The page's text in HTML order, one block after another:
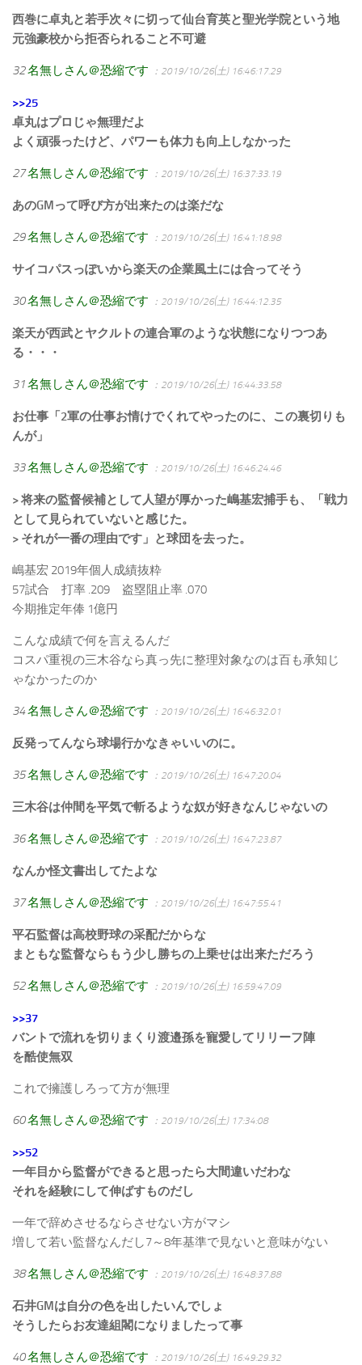
西巻に卓丸と若手次々に切って仙台育英と聖光学院という地
元強豪校から拒否られること不可避
32名無しさん＠恐縮です ：2019/10/26(土) 16:46:17.29
>>25
卓丸はプロじゃ無理だよ
よく頑張ったけど、パワーも体力も向上しなかった
27名無しさん＠恐縮です ：2019/10/26(土) 16:37:33.19
あのGMって呼び方が出来たのは楽だな
29名無しさん＠恐縮です ：2019/10/26(土) 16:41:18.98
サイコパスっぽいから楽天の企業風土には合ってそう
30名無しさん＠恐縮です ：2019/10/26(土) 16:44:12.35
楽天が西武とヤクルトの連合軍のような状態になりつつあ
る・・・
31名無しさん＠恐縮です ：2019/10/26(土) 16:44:33.58
お仕事「2軍の仕事お情けでくれてやったのに、この裏切りも
んが」
33名無しさん＠恐縮です ：2019/10/26(土) 16:46:24.46
> 将来の監督候補として人望が厚かった嶋基宏捕手も、「戦力
として見られていないと感じた。
> それが一番の理由です」と球団を去った。
嶋基宏 2019年個人成績抜粋
57試合 打率 .209 盗塁阻止率 .070
今期推定年俸 1億円
こんな成績で何を言えるんだ
コスパ重視の三木谷なら真っ先に整理対象なのは百も承知じ
ゃなかったのか
34名無しさん＠恐縮です ：2019/10/26(土) 16:46:32.01
反発ってんなら球場行かなきゃいいのに。
35名無しさん＠恐縮です ：2019/10/26(土) 16:47:20.04
三木谷は仲間を平気で斬るような奴が好きなんじゃないの
36名無しさん＠恐縮です ：2019/10/26(土) 16:47:23.87
なんか怪文書出してたよな
37名無しさん＠恐縮です ：2019/10/26(土) 16:47:55.41
平石監督は高校野球の采配だからな
まともな監督ならもう少し勝ちの上乗せは出来ただろう
52名無しさん＠恐縮です ：2019/10/26(土) 16:59:47.09
>>37
バントで流れを切りまくり渡邉孫を寵愛してリリーフ陣
を酷使無双
これで擁護しろって方が無理
60名無しさん＠恐縮です ：2019/10/26(土) 17:34:08
>>52
一年目から監督ができると思ったら大間違いだわな
それを経験にして伸ばすものだし
一年で辞めさせるならさせない方がマシ
増して若い監督なんだし7～8年基準で見ないと意味がない
38名無しさん＠恐縮です ：2019/10/26(土) 16:48:37.88
石井GMは自分の色を出したいんでしょ
そうしたらお友達組閣になりましたって事
40名無しさん＠恐縮です ：2019/10/26(土) 16:49:29.32